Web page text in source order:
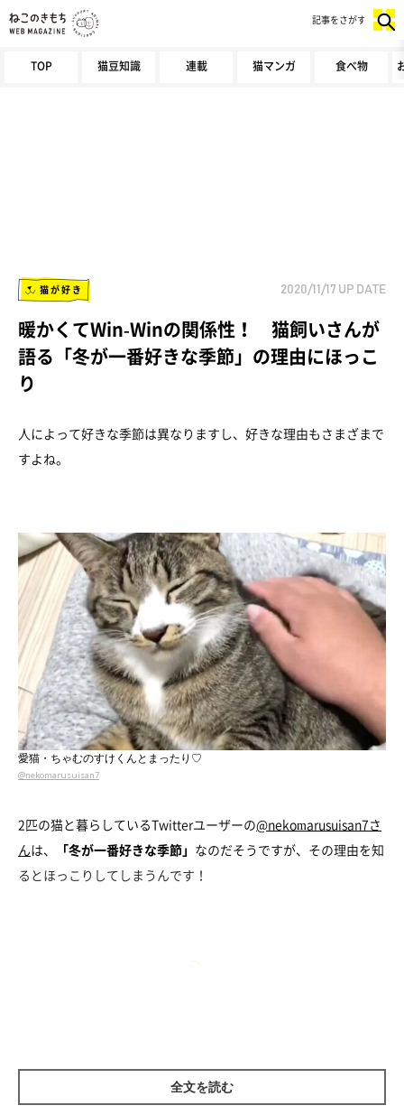
TOP 猫豆知識 連載 猫マンガ 食べ物
記事をさがす
猫が好き 2020/11/17 UP DATE
暖かくてWin-Winの関係性！ 猫飼いさんが
語る「冬が一番好きな季節」の理由にほっこ
り
人によって好きな季節は異なりますし、好きな理由もさまざまで
すよね。
愛猫・ちゃむのすけくんとまったり♡
@nekomarusuisan7
2匹の猫と暮らしているTwitterユーザーの@nekomarusuisan7さ
んは、 「冬が一番好きな季節」 なのだそうですが、その理由を知
るとほっこりしてしまうんです！
全文を読む